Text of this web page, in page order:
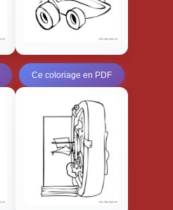
Ce coloriage en PDF